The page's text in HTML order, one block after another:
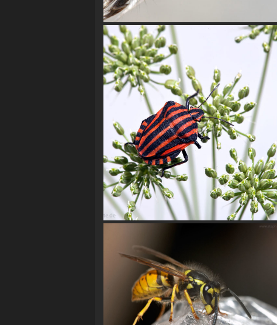
Streifenwanze (Graphosoma lineatum)